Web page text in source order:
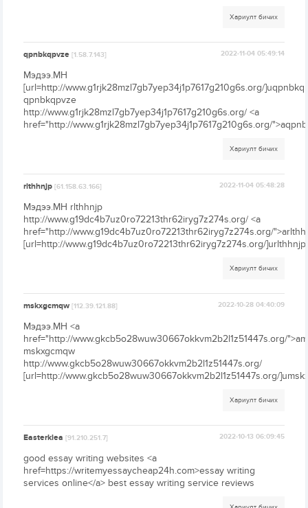
Хариулт бичих
qpnbkqpvze[1.58.7.143] 2022-11-04 05:49:14
Мэдээ.МН
[url=http://www.g1rjk28mzl7gb7yep34j1p7617g210g6s.org/
qpnbkqpvze
http://www.g1rjk28mzl7gb7yep34j1p7617g210g6s.org/ <a
href="http://www.g1rjk28mzl7gb7yep34j1p7617g210g6s.org/
Хариулт бичих
rlthhnjp[61.158.63.166] 2022-11-04 05:48:28
Мэдээ.МН rlthhnjp
http://www.g19dc4b7uz0ro72213thr62iryg7z274s.org/ <a
href="http://www.g19dc4b7uz0ro72213thr62iryg7z274s.org/
[url=http://www.g19dc4b7uz0ro72213thr62iryg7z274s.org/
Хариулт бичих
mskxgcmqw[112.39.121.88] 2022-10-28 04:40:09
Мэдээ.МН <a
href="http://www.gkcb5o28wuw30667okkvm2b2l1z51447s.org/
mskxgcmqw
http://www.gkcb5o28wuw30667okkvm2b2l1z51447s.org/
[url=http://www.gkcb5o28wuw30667okkvm2b2l1z51447s.org/
Хариулт бичих
Easterklea[91.210.251.7] 2022-10-13 06:09:45
good essay writing websites <a
href=https://writemyessaycheap24h.com>essay writing
services online</a> best essay writing service reviews